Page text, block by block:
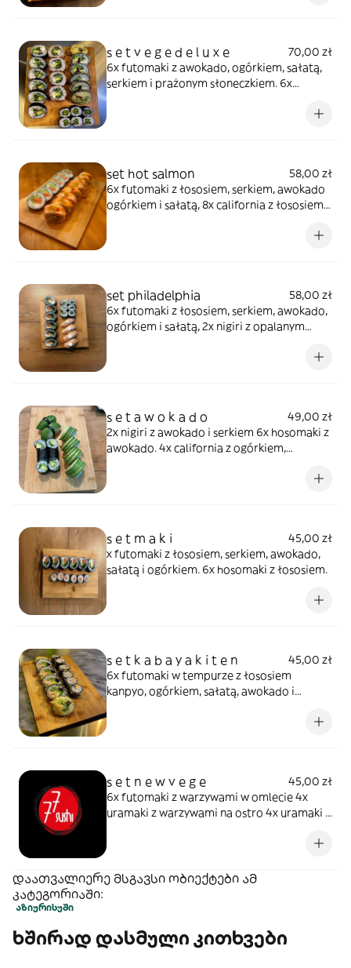
s e t v e g e d e l u x e
70,00 zł
6x futomaki z awokado, ogórkiem, sałatą,
serkiem i prażonym słoneczkiem. 6x
set hot salmon
58,00 zł
6x futomaki z łososiem, serkiem, awokado
ogórkiem i sałatą, 8x california z łososiem,
set philadelphia
58,00 zł
6x futomaki z łososiem, serkiem, awokado,
ogórkiem i sałatą, 2x nigiri z opalanym
s e t a w o k a d o
49,00 zł
2x nigiri z awokado i serkiem 6x hosomaki z
awokado. 4x california z ogórkiem,
s e t m a k i
45,00 zł
x futomaki z łososiem, serkiem, awokado,
sałatą i ogórkiem. 6x hosomaki z łososiem.
s e t k a b a y a k i t e n
45,00 zł
6x futomaki w tempurze z łososiem
kanpyo, ogórkiem, sałatą, awokado i
s e t n e w v e g e
45,00 zł
6x futomaki z warzywami w omlecie 4x
uramaki z warzywami na ostro 4x uramaki z
დაათვალიერე მსგავსი ობიექტები ამ
კატეგორიაში:
აზიურისუში
ხშირად დასმული კითხვები